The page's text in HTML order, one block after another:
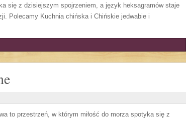
się z dzisiejszym spojrzeniem, a język heksagramów staje
Polecamy Kuchnia chińska i Chińskie jedwabie i
to przestrzeń, w którym miłość do morza spotyka się z